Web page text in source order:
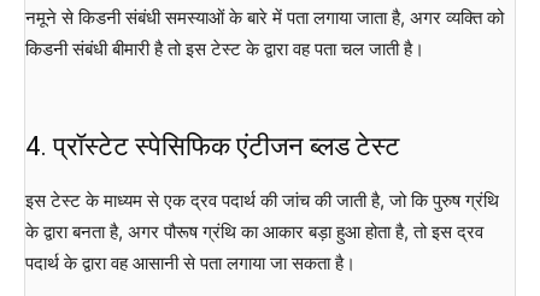
नमूने से किडनी संबंधी समस्याओं के बारे में पता लगाया जाता है, अगर व्यक्ति को
किडनी संबंधी बीमारी है तो इस टेस्ट के द्वारा वह पता चल जाती है।
4. प्रॉस्टेट स्पेसिफिक एंटीजन ब्लड टेस्ट
इस टेस्ट के माध्यम से एक द्रव पदार्थ की जांच की जाती है, जो कि पुरुष ग्रंथि
के द्वारा बनता है, अगर पौरूष ग्रंथि का आकार बड़ा हुआ होता है, तो इस द्रव
पदार्थ के द्वारा वह आसानी से पता लगाया जा सकता है।